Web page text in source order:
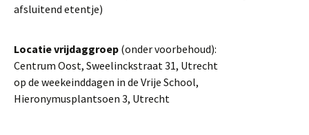
afsluitend etentje)
Locatie vrijdaggroep (onder voorbehoud):
Centrum Oost, Sweelinckstraat 31, Utrecht
op de weekeinddagen in de Vrije School,
Hieronymusplantsoen 3, Utrecht